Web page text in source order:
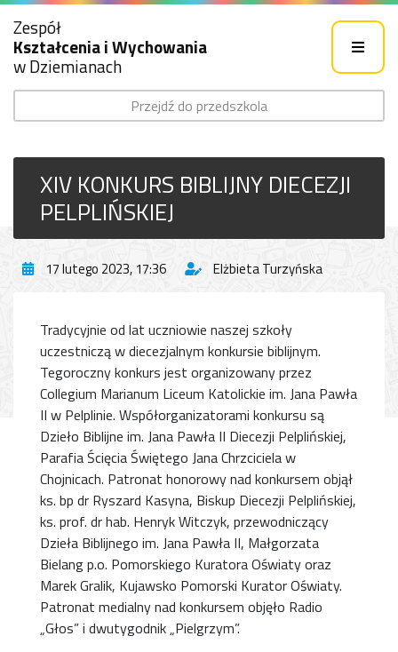
Zespół
Kształcenia i Wychowania
w Dziemianach
Przejdź do przedszkola
XIV KONKURS BIBLIJNY DIECEZJI
PELPLIŃSKIEJ
17 lutego 2023, 17:36 Elżbieta Turzyńska
Tradycyjnie od lat uczniowie naszej szkoły
uczestniczą w diecezjalnym konkursie biblijnym.
Tegoroczny konkurs jest organizowany przez
Collegium Marianum Liceum Katolickie im. Jana Pawła
II w Pelplinie. Współorganizatorami konkursu są
Dzieło Biblijne im. Jana Pawła II Diecezji Pelplińskiej,
Parafia Ścięcia Świętego Jana Chrzciciela w
Chojnicach. Patronat honorowy nad konkursem objął
ks. bp dr Ryszard Kasyna, Biskup Diecezji Pelplińskiej,
ks. prof. dr hab. Henryk Witczyk, przewodniczący
Dzieła Biblijnego im. Jana Pawła II, Małgorzata
Bielang p.o. Pomorskiego Kuratora Oświaty oraz
Marek Gralik, Kujawsko Pomorski Kurator Oświaty.
Patronat medialny nad konkursem objęło Radio
„Głos” i dwutygodnik „Pielgrzym”.